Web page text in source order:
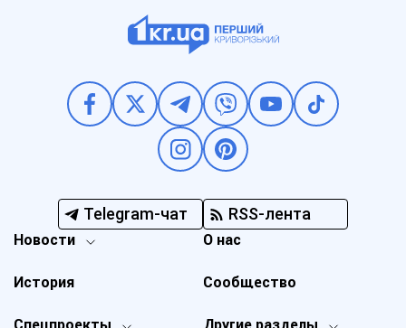
Telegram-чат RSS-лента
Новости
История
О нас
Сообщество